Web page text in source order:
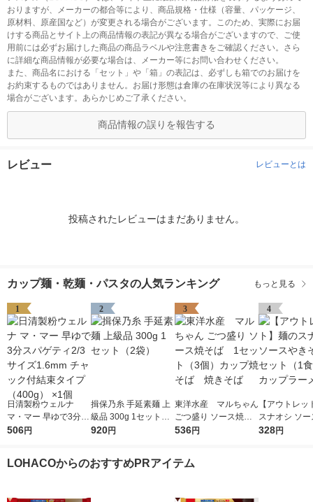
おりますが、メーカーの都合等により、商品規格・仕様（容量、パッケージ、
原材料、原産国など）が変更される場合がございます。このため、実際にお届
けする商品とサイト上の商品情報の表記が異なる場合がございますので、ご使
用前には必ずお届けした商品の商品ラベルや注意書きをご確認ください。さら
に詳細な商品情報が必要な場合は、メーカー等にお問い合わせください。
また、商品名における「セット」や「箱」の表記は、必ずしも箱でのお届けを
お約束するものではありません。お届け形態は倉庫の在庫状況等により異なる
場合がございます。あらかじめご了承ください。
商品情報の誤りを報告する
レビュー レビューとは
投稿されたレビューはまだありません。
カップ麺・乾麺・パスタの人気ランキング もっと見る
1
日清製粉ウェルナ
マ・マー 早ゆで3分ス
パゲティ2/3サイズ1.6
506円
2
揖保乃糸 手延素麺 上
級品 300g 1セット（2
袋）
920円
3
東洋水産 マルちゃん
ごつ盛り ソース焼そ
ば 1セット（3個）
536円
4
【アウトレッ
スナオシ ソ
そば 1セット
328円
LOHACOからのおすすめPRアイテム